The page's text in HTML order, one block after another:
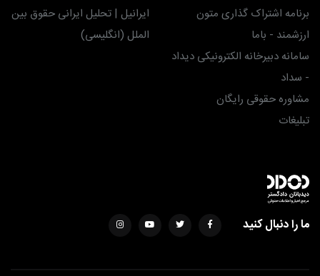
برنامه اشتراک گذاری متون
ارزشمند - باما
سامانه دبیرخانه الکترونیکی دیداد
- سداد
مشاوره حقوقی رایگان
تبلیغات
ایرانیل | تحلیل ایرانی حقوق بین
الملل (انگلیسی)
ما را دنبال کنید